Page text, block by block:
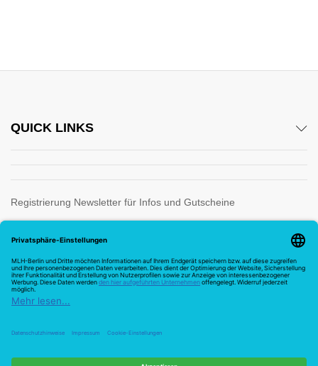
QUICK LINKS
Registrierung Newsletter für Infos und Gutscheine
Wir verwenden sichere Zahlung für